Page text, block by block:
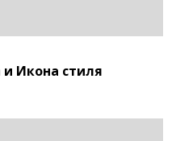
Икона стиля